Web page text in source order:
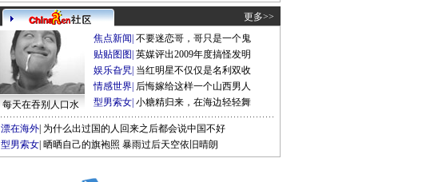
更多>>
每天在吞别人口水
焦点新闻 不要迷恋哥，哥只是一个鬼
贴贴图图 英媒评出2009年度搞怪发明
娱乐旮旯 当红明星不仅仅是名利双收
情感世界 后悔嫁给这样一个山西男人
型男索女 小糖精归来，在海边轻轻舞
漂在海外 为什么出过国的人回来之后都会说中国不好
型男索女 晒晒自己的旗袍照 暴雨过后天空依旧晴朗